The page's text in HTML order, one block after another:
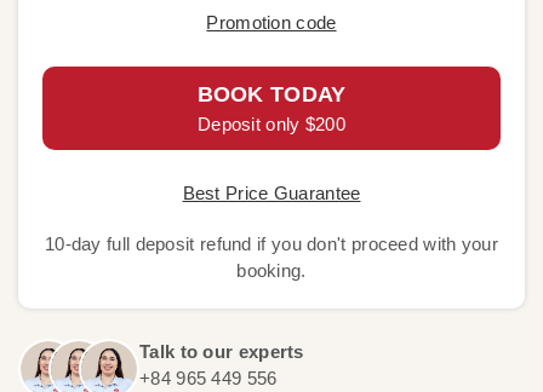
Promotion code
BOOK TODAY
Deposit only $200
Best Price Guarantee
10-day full deposit refund if you don't proceed with your
booking.
Talk to our experts
+84 965 449 556